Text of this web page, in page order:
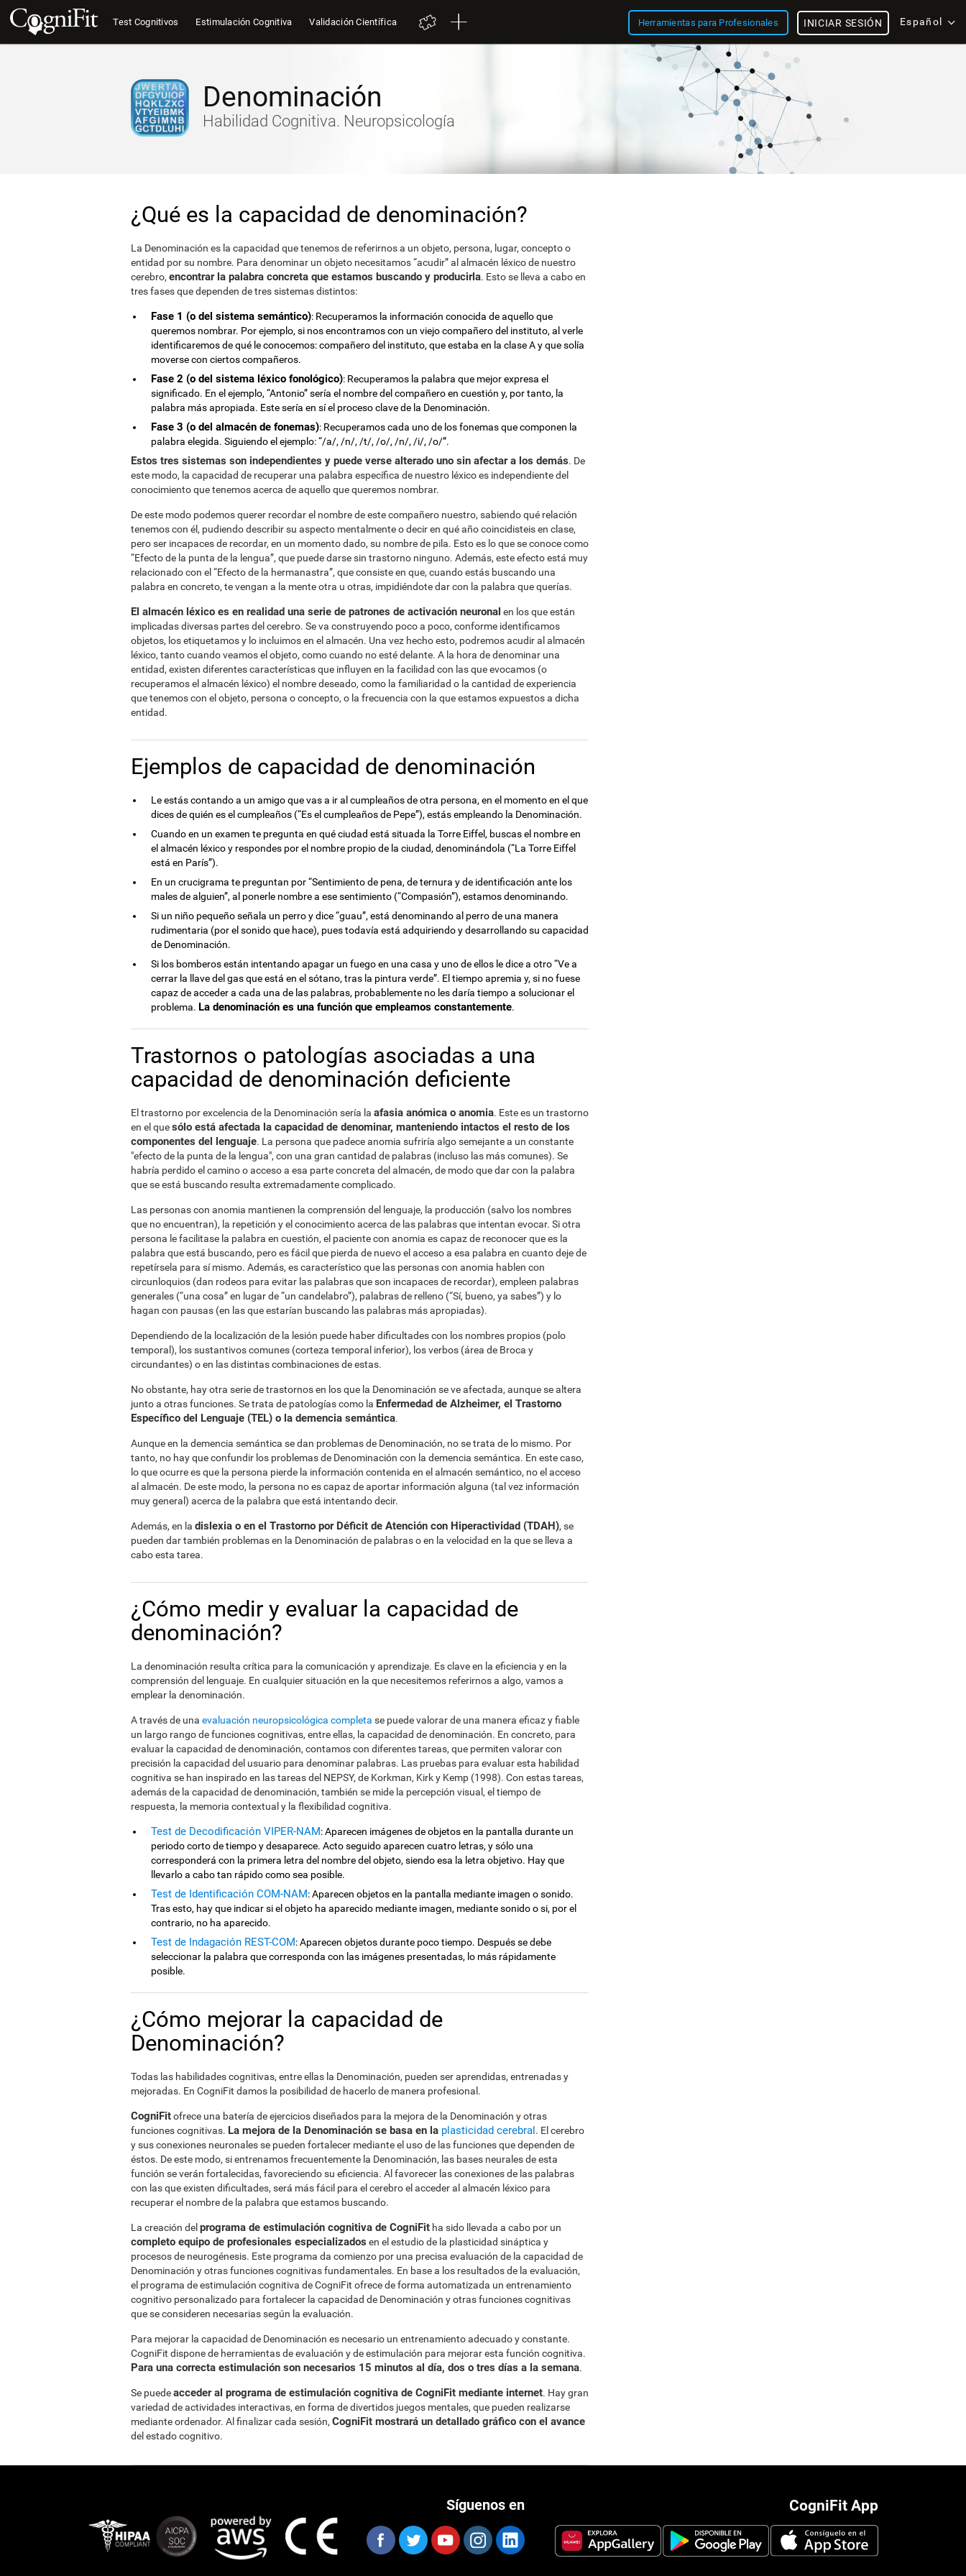
Test Cognitivos Estimulación Cognitiva Validación Científica Herramientas para Profesionales Español
INICIAR SESIÓN
Denominación
Habilidad Cognitiva. Neuropsicología
¿Qué es la capacidad de denominación?
La Denominación es la capacidad que tenemos de referirnos a un objeto, persona, lugar, concepto o
entidad por su nombre. Para denominar un objeto necesitamos “acudir” al almacén léxico de nuestro
cerebro, encontrar la palabra concreta que estamos buscando y producirla. Esto se lleva a cabo en
tres fases que dependen de tres sistemas distintos:
Fase 1 (o del sistema semántico): Recuperamos la información conocida de aquello que
queremos nombrar. Por ejemplo, si nos encontramos con un viejo compañero del instituto, al verle
identificaremos de qué le conocemos: compañero del instituto, que estaba en la clase A y que solía
moverse con ciertos compañeros.
Fase 2 (o del sistema léxico fonológico): Recuperamos la palabra que mejor expresa el
significado. En el ejemplo, “Antonio” sería el nombre del compañero en cuestión y, por tanto, la
palabra más apropiada. Este sería en sí el proceso clave de la Denominación.
Fase 3 (o del almacén de fonemas): Recuperamos cada uno de los fonemas que componen la
palabra elegida. Siguiendo el ejemplo: “/a/, /n/, /t/, /o/, /n/, /i/, /o/”.
Estos tres sistemas son independientes y puede verse alterado uno sin afectar a los demás. De
este modo, la capacidad de recuperar una palabra específica de nuestro léxico es independiente del
conocimiento que tenemos acerca de aquello que queremos nombrar.
De este modo podemos querer recordar el nombre de este compañero nuestro, sabiendo qué relación
tenemos con él, pudiendo describir su aspecto mentalmente o decir en qué año coincidisteis en clase,
pero ser incapaces de recordar, en un momento dado, su nombre de pila. Esto es lo que se conoce como
“Efecto de la punta de la lengua”, que puede darse sin trastorno ninguno. Además, este efecto está muy
relacionado con el “Efecto de la hermanastra”, que consiste en que, cuando estás buscando una
palabra en concreto, te vengan a la mente otra u otras, impidiéndote dar con la palabra que querías.
El almacén léxico es en realidad una serie de patrones de activación neuronal en los que están
implicadas diversas partes del cerebro. Se va construyendo poco a poco, conforme identificamos
objetos, los etiquetamos y lo incluimos en el almacén. Una vez hecho esto, podremos acudir al almacén
léxico, tanto cuando veamos el objeto, como cuando no esté delante. A la hora de denominar una
entidad, existen diferentes características que influyen en la facilidad con las que evocamos (o
recuperamos el almacén léxico) el nombre deseado, como la familiaridad o la cantidad de experiencia
que tenemos con el objeto, persona o concepto, o la frecuencia con la que estamos expuestos a dicha
entidad.
Ejemplos de capacidad de denominación
Le estás contando a un amigo que vas a ir al cumpleaños de otra persona, en el momento en el que
dices de quién es el cumpleaños (“Es el cumpleaños de Pepe”), estás empleando la Denominación.
Cuando en un examen te pregunta en qué ciudad está situada la Torre Eiffel, buscas el nombre en
el almacén léxico y respondes por el nombre propio de la ciudad, denominándola (“La Torre Eiffel
está en París”).
En un crucigrama te preguntan por “Sentimiento de pena, de ternura y de identificación ante los
males de alguien”, al ponerle nombre a ese sentimiento (“Compasión”), estamos denominando.
Si un niño pequeño señala un perro y dice “guau”, está denominando al perro de una manera
rudimentaria (por el sonido que hace), pues todavía está adquiriendo y desarrollando su capacidad
de Denominación.
Si los bomberos están intentando apagar un fuego en una casa y uno de ellos le dice a otro “Ve a
cerrar la llave del gas que está en el sótano, tras la pintura verde”. El tiempo apremia y, si no fuese
capaz de acceder a cada una de las palabras, probablemente no les daría tiempo a solucionar el
problema. La denominación es una función que empleamos constantemente.
Trastornos o patologías asociadas a una
capacidad de denominación deficiente
El trastorno por excelencia de la Denominación sería la afasia anómica o anomia. Este es un trastorno
en el quesólo está afectada la capacidad de denominar, manteniendo intactos el resto de los
componentes del lenguaje. La persona que padece anomia sufriría algo semejante a un constante
"efecto de la punta de la lengua", con una gran cantidad de palabras (incluso las más comunes). Se
habría perdido el camino o acceso a esa parte concreta del almacén, de modo que dar con la palabra
que se está buscando resulta extremadamente complicado.
Las personas con anomia mantienen la comprensión del lenguaje, la producción (salvo los nombres
que no encuentran), la repetición y el conocimiento acerca de las palabras que intentan evocar. Si otra
persona le facilitase la palabra en cuestión, el paciente con anomia es capaz de reconocer que es la
palabra que está buscando, pero es fácil que pierda de nuevo el acceso a esa palabra en cuanto deje de
repetírsela para sí mismo. Además, es característico que las personas con anomia hablen con
circunloquios (dan rodeos para evitar las palabras que son incapaces de recordar), empleen palabras
generales (“una cosa” en lugar de “un candelabro”), palabras de relleno (“Sí, bueno, ya sabes”) y lo
hagan con pausas (en las que estarían buscando las palabras más apropiadas).
Dependiendo de la localización de la lesión puede haber dificultades con los nombres propios (polo
temporal), los sustantivos comunes (corteza temporal inferior), los verbos (área de Broca y
circundantes) o en las distintas combinaciones de estas.
No obstante, hay otra serie de trastornos en los que la Denominación se ve afectada, aunque se altera
junto a otras funciones. Se trata de patologías como la Enfermedad de Alzheimer, el Trastorno
Específico del Lenguaje (TEL) o la demencia semántica.
Aunque en la demencia semántica se dan problemas de Denominación, no se trata de lo mismo. Por
tanto, no hay que confundir los problemas de Denominación con la demencia semántica. En este caso,
lo que ocurre es que la persona pierde la información contenida en el almacén semántico, no el acceso
al almacén. De este modo, la persona no es capaz de aportar información alguna (tal vez información
muy general) acerca de la palabra que está intentando decir.
Además, en la dislexia o en el Trastorno por Déficit de Atención con Hiperactividad (TDAH), se
pueden dar también problemas en la Denominación de palabras o en la velocidad en la que se lleva a
cabo esta tarea.
¿Cómo medir y evaluar la capacidad de
denominación?
La denominación resulta crítica para la comunicación y aprendizaje. Es clave en la eficiencia y en la
comprensión del lenguaje. En cualquier situación en la que necesitemos referirnos a algo, vamos a
emplear la denominación.
A través de una evaluación neuropsicológica completa se puede valorar de una manera eficaz y fiable
un largo rango de funciones cognitivas, entre ellas, la capacidad de denominación. En concreto, para
evaluar la capacidad de denominación, contamos con diferentes tareas, que permiten valorar con
precisión la capacidad del usuario para denominar palabras. Las pruebas para evaluar esta habilidad
cognitiva se han inspirado en las tareas del NEPSY, de Korkman, Kirk y Kemp (1998). Con estas tareas,
además de la capacidad de denominación, también se mide la percepción visual, el tiempo de
respuesta, la memoria contextual y la flexibilidad cognitiva.
Test de Decodificación VIPER-NAM: Aparecen imágenes de objetos en la pantalla durante un
periodo corto de tiempo y desaparece. Acto seguido aparecen cuatro letras, y sólo una
corresponderá con la primera letra del nombre del objeto, siendo esa la letra objetivo. Hay que
llevarlo a cabo tan rápido como sea posible.
Test de Identificación COM-NAM: Aparecen objetos en la pantalla mediante imagen o sonido.
Tras esto, hay que indicar si el objeto ha aparecido mediante imagen, mediante sonido o si, por el
contrario, no ha aparecido.
Test de Indagación REST-COM: Aparecen objetos durante poco tiempo. Después se debe
seleccionar la palabra que corresponda con las imágenes presentadas, lo más rápidamente
posible.
¿Cómo mejorar la capacidad de
Denominación?
Todas las habilidades cognitivas, entre ellas la Denominación, pueden ser aprendidas, entrenadas y
mejoradas. En CogniFit damos la posibilidad de hacerlo de manera profesional.
CogniFitofrece una batería de ejercicios diseñados para la mejora de la Denominación y otras
funciones cognitivas. La mejora de la Denominación se basa en la plasticidad cerebral. El cerebro
y sus conexiones neuronales se pueden fortalecer mediante el uso de las funciones que dependen de
éstos. De este modo, si entrenamos frecuentemente la Denominación, las bases neurales de esta
función se verán fortalecidas, favoreciendo su eficiencia. Al favorecer las conexiones de las palabras
con las que existen dificultades, será más fácil para el cerebro el acceder al almacén léxico para
recuperar el nombre de la palabra que estamos buscando.
La creación del programa de estimulación cognitiva de CogniFit ha sido llevada a cabo por un
completo equipo de profesionales especializados en el estudio de la plasticidad sináptica y
procesos de neurogénesis. Este programa da comienzo por una precisa evaluación de la capacidad de
Denominación y otras funciones cognitivas fundamentales. En base a los resultados de la evaluación,
el programa de estimulación cognitiva de CogniFit ofrece de forma automatizada un entrenamiento
cognitivo personalizado para fortalecer la capacidad de Denominación y otras funciones cognitivas
que se consideren necesarias según la evaluación.
Para mejorar la capacidad de Denominación es necesario un entrenamiento adecuado y constante.
CogniFit dispone de herramientas de evaluación y de estimulación para mejorar esta función cognitiva.
Para una correcta estimulación son necesarios 15 minutos al día, dos o tres días a la semana.
Se puedeacceder al programa de estimulación cognitiva de CogniFit mediante internet. Hay gran
variedad de actividades interactivas, en forma de divertidos juegos mentales, que pueden realizarse
mediante ordenador. Al finalizar cada sesión, CogniFit mostrará un detallado gráfico con el avance
del estado cognitivo.
CogniFit App
Síguenos en